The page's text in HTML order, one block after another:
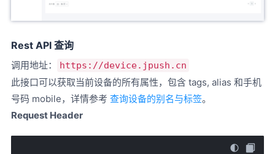
Rest API 查询
调用地址： https://device.jpush.cn
此接口可以获取当前设备的所有属性，包含 tags, alias 和手机
号码 mobile，详情参考 查询设备的别名与标签。
Request Header